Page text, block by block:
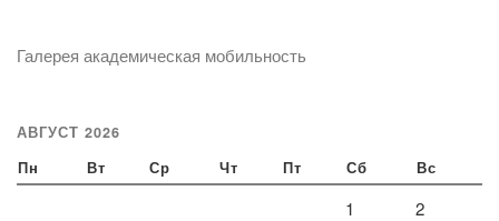
Галерея академическая мобильность
АВГУСТ 2026
Пн Вт Ср Чт Пт Сб Вс
1 2